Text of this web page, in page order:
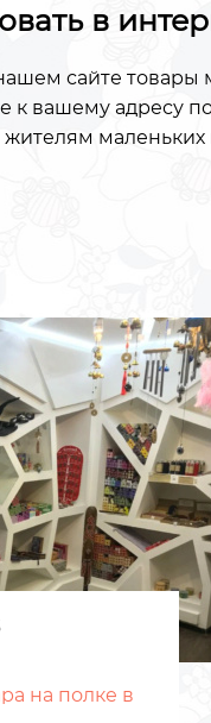
в
сайте товары
вашему адресу
жителям
на полке в